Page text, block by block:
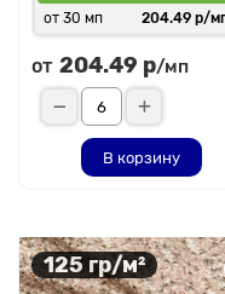
от 30 мп
204.49 р/
от 204.49 р/мп
В корзину
125 гр/м²